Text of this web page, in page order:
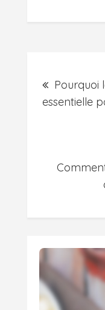
Pourquoi
essentielle